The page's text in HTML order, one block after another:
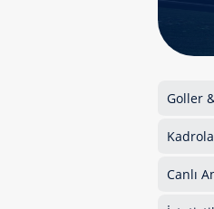
Goller
Canlı